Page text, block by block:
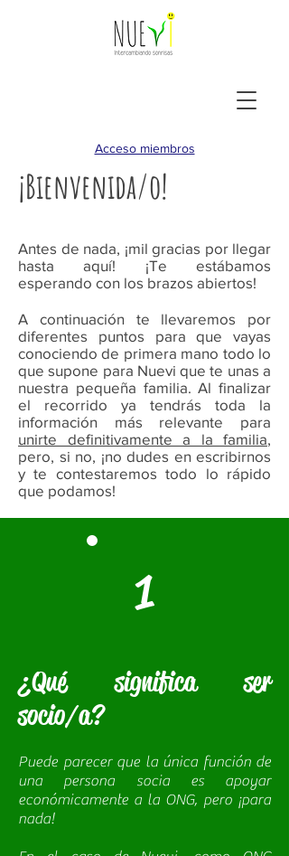
Acceso miembros
¡Bienvenida/o!
Antes de nada, ¡mil gracias por llegar
hasta aquí! ¡Te estábamos
esperando con los brazos abiertos!
A continuación te llevaremos por
diferentes puntos para que vayas
conociendo de primera mano todo lo
que supone para Nuevi que te unas a
nuestra pequeña familia. Al finalizar
el recorrido ya tendrás toda la
información más relevante para
unirte definitivamente a la familia,
pero, si no, ¡no dudes en escribirnos
y te contestaremos todo lo rápido
que podamos!
1
¿Qué significa ser
socio/a?
Puede parecer que la única función de
una persona socia es apoyar
económicamente a la ONG, pero ¡para
nada!